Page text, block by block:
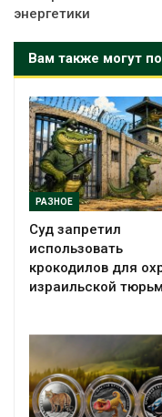
энергетики
Вам также могут
РАЗНОЕ
Суд запретил
использовать
крокодилов для
израильской